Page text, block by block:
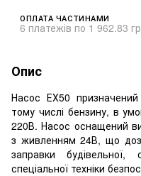
ОПЛАТА ЧАСТИНАМИ
6 платежів по 1 962.83
Опис
Насос ЕХ50
тому числі бензину, в
220В. Насос оснащений
з живленням 24В, що
заправки будівельної,
спеціальної техніки